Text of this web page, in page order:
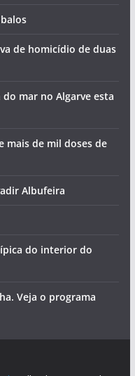
de homicídio de duas
mar no Algarve esta
mais de mil doses de
Albufeira
do interior do
Veja o programa